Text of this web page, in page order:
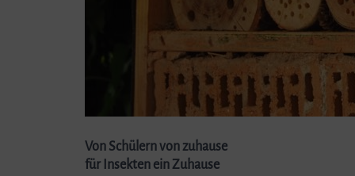
Von Schülern von zuhause
für Insekten ein Zuhause